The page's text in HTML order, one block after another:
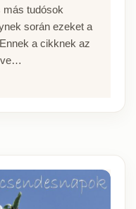
más tudósok
során ezeket a
a cikknek az